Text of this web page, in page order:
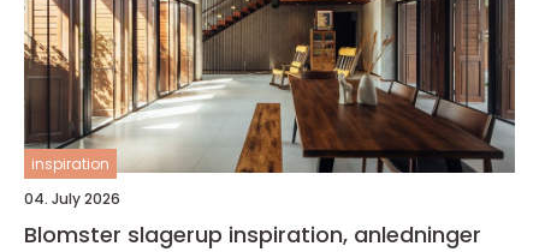
inspiration
04. July 2026
Blomster slagerup inspiration, anledninger